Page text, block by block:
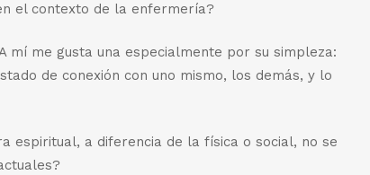
el contexto de la enfermería?
mí me gusta una especialmente por su simpleza:
de conexión con uno mismo, los demás, y lo
espiritual, a diferencia de la física o social, no se